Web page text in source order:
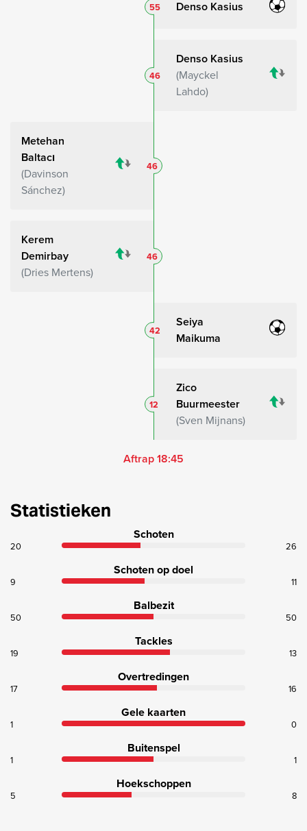
Denso Kasius
55
Denso Kasius
Mayckel
Lahdo
46
Metehan
Baltacı
Davinson
Sánchez
46
Kerem
Demirbay
Dries Mertens
46
Seiya
Maikuma
42
Zico
Buurmeester
Sven Mijnans
12
Aftrap 18:45
Statistieken
Schoten
20 26
Schoten op doel
9 11
Balbezit
50 50
Tackles
19 13
Overtredingen
17 16
Gele kaarten
1 0
Buitenspel
1 1
Hoekschoppen
5 8